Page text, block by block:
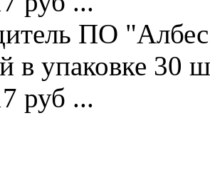
ПО
в упаковке 30
руб ...